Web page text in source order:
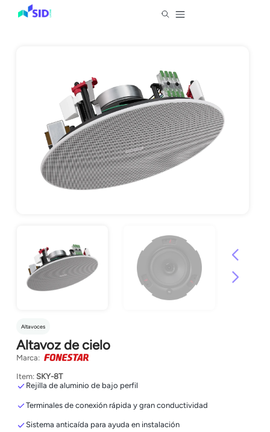
Altavoces
Altavoz de cielo
Marca:
Item: SKY-8T
Rejilla de aluminio de bajo perfil
Terminales de conexión rápida y gran conductividad
Sistema anticaída para ayuda en instalación